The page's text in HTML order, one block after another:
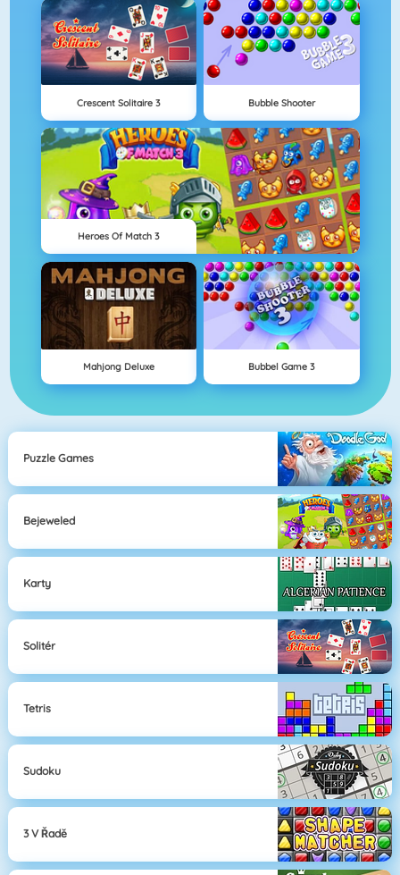
Crescent Solitaire 3 Bubble Shooter
Heroes Of Match 3
Mahjong Deluxe Bubbel Game 3
Puzzle Games
Bejeweled
Karty
Solitér
Tetris
Sudoku
3 V Řadě